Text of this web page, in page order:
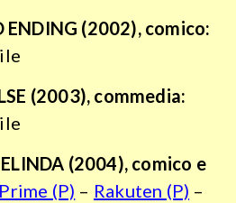
ENDING (2002), comico:
(2003), commedia:
(2004), comico e
Prime (P) – Rakuten (P) –